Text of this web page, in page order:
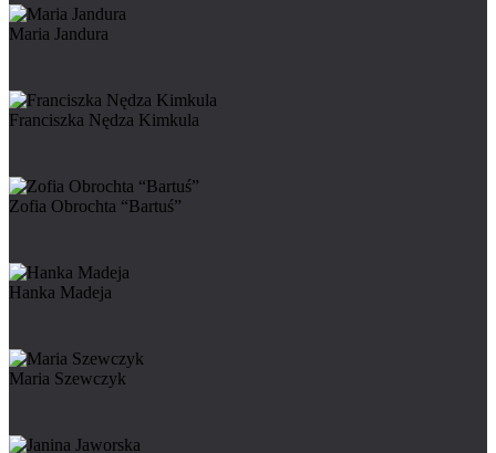
Maria Jandura
Franciszka Nędza Kimkula
Zofia Obrochta “Bartuś”
Hanka Madeja
Maria Szewczyk